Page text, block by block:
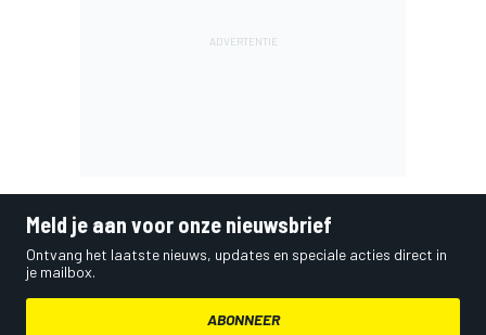
Meld je aan voor onze nieuwsbrief
Ontvang het laatste nieuws, updates en speciale acties direct in
je mailbox.
ABONNEER